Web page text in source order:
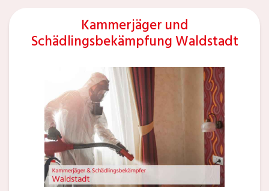
Kammerjäger und
Schädlingsbekämpfung Waldstadt